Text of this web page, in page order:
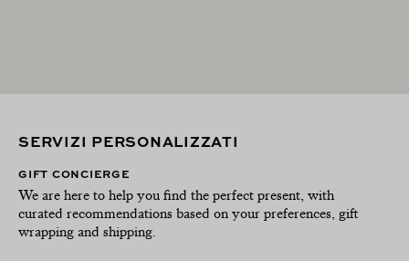
SERVIZI PERSONALIZZATI
GIFT CONCIERGE
We are here to help you find the perfect present, with
curated recommendations based on your preferences, gift
wrapping and shipping.